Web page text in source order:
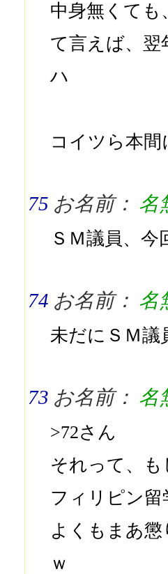
中身無くて
て言えば、
ハ
コイツら本
75 お名前： 名
ＳＭ議員、
74 お名前： 名
未だにＳＭ議
73 お名前： 名
>72さん
それって、
フィリピン
よくもまあ
ｗ